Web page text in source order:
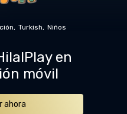
Turkish Niños
en
móvil
ahora